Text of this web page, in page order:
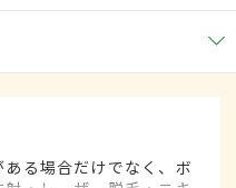
る場合だけでなく、ボ